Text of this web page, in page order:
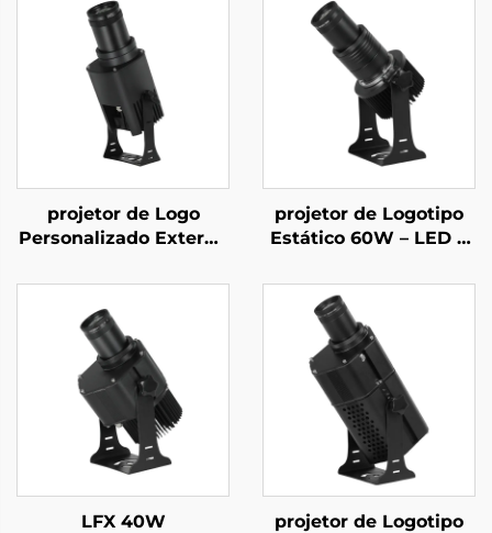
projetor de Logo
Personalizado Externo
Rotativa IP67 à Prova
d'Água com Controle
Remoto para
Publicidade e
Branding
projetor de Logotipo
Estático 60W – LED à
para Anúncios
Comerciais e Exibição
de Avisos
LFX 40W
projetor de Logotipo